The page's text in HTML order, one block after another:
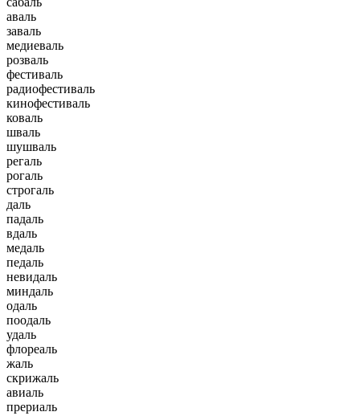
аваль
заваль
медиеваль
розваль
фестиваль
радиофестиваль
кинофестиваль
коваль
шваль
шушваль
регаль
рогаль
строгаль
даль
падаль
вдаль
медаль
педаль
невидаль
миндаль
одаль
поодаль
удаль
флореаль
жаль
скрижаль
авиаль
прериаль